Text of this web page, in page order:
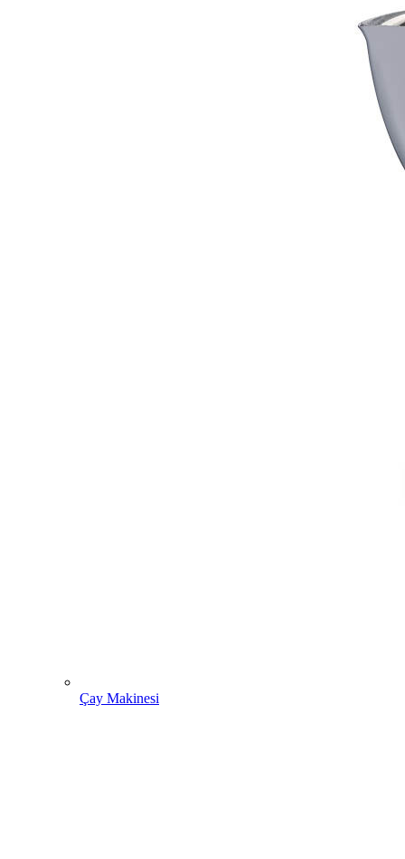
Çay Makinesi